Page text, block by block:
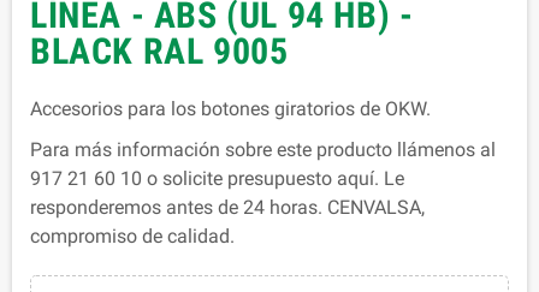
LÍNEA - ABS (UL 94 HB) -
BLACK RAL 9005
Accesorios para los botones giratorios de OKW.
Para más información sobre este producto llámenos al
917 21 60 10 o solicite presupuesto aquí. Le
responderemos antes de 24 horas. CENVALSA,
compromiso de calidad.